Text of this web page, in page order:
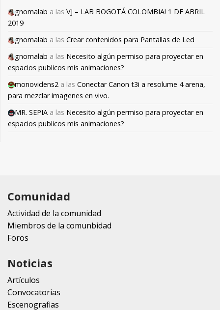
gnomalab a las VJ – LAB BOGOTÁ COLOMBIA! 1 DE ABRIL
2019
gnomalab a las Crear contenidos para Pantallas de Led
gnomalab a las Necesito algún permiso para proyectar en
espacios publicos mis animaciones?
monovidens2 a las Conectar Canon t3i a resolume 4 arena,
para mezclar imagenes en vivo.
MR. SEPIA a las Necesito algún permiso para proyectar en
espacios publicos mis animaciones?
Comunidad
Actividad de la comunidad
Miembros de la comunbidad
Foros
Noticias
Artículos
Convocatorias
Escenografias